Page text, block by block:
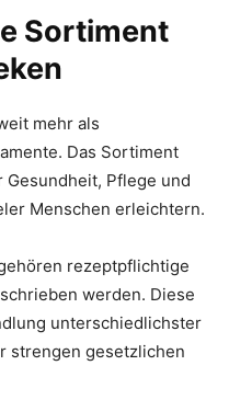
Sortiment
mehr als
Das Sortiment
Pflege und
Menschen erleichtern.
rezeptpflichtige
werden. Diese
unterschiedlichster
strengen gesetzlichen